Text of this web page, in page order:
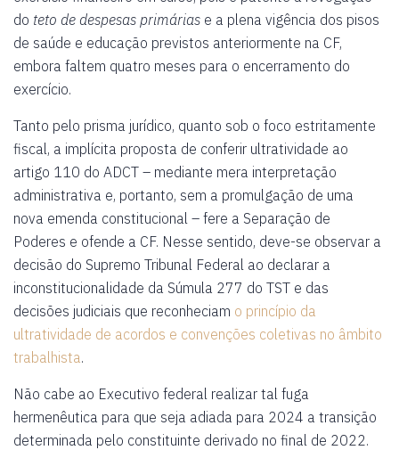
do teto de despesas primárias e a plena vigência dos pisos
de saúde e educação previstos anteriormente na CF,
embora faltem quatro meses para o encerramento do
exercício.
Tanto pelo prisma jurídico, quanto sob o foco estritamente
fiscal, a implícita proposta de conferir ultratividade ao
artigo 110 do ADCT – mediante mera interpretação
administrativa e, portanto, sem a promulgação de uma
nova emenda constitucional – fere a Separação de
Poderes e ofende a CF. Nesse sentido, deve-se observar a
decisão do Supremo Tribunal Federal ao declarar a
inconstitucionalidade da Súmula 277 do TST e das
decisões judiciais que reconheciam o princípio da
ultratividade de acordos e convenções coletivas no âmbito
trabalhista.
Não cabe ao Executivo federal realizar tal fuga
hermenêutica para que seja adiada para 2024 a transição
determinada pelo constituinte derivado no final de 2022.